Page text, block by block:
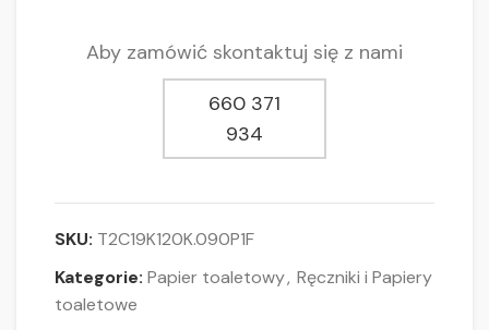
Aby zamówić skontaktuj się z nami
660 371
934
SKU: T2C19K120K.090P1F
Kategorie: Papier toaletowy, Ręczniki i Papiery
toaletowe